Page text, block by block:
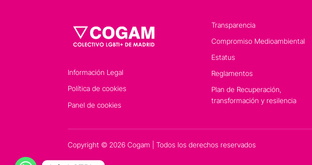
Información Legal
Política de cookies
Panel de cookies
Transparencia
Compromiso Medioambiental
Estatus
Reglamentos
Plan de Recuperación,
transformación y resilencia
Copyright © 2026 Cogam | Todos los derechos reservados